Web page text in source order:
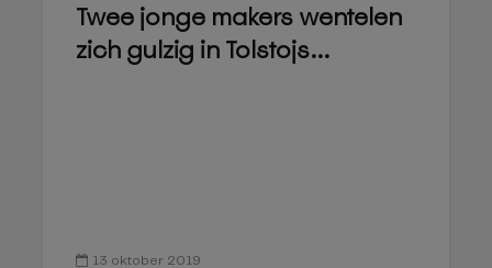
Twee jonge makers wentelen
zich gulzig in Tolstojs...
13 oktober 2019